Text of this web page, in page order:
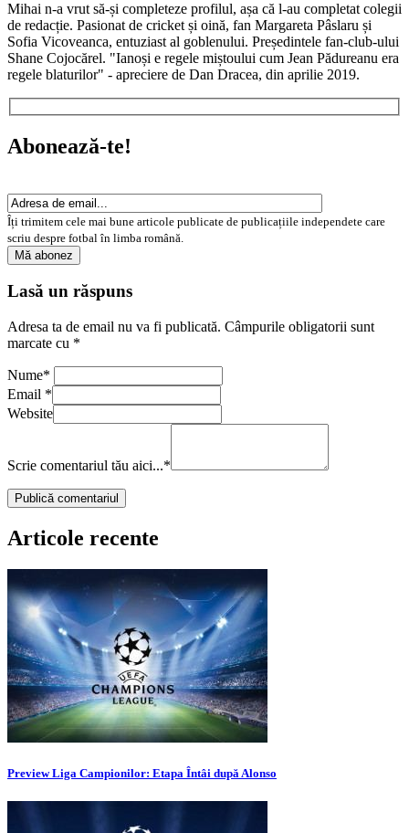
Mihai n-a vrut să-și completeze profilul, așa că l-au completat colegii
de redacție. Pasionat de cricket și oină, fan Margareta Pâslaru și
Sofia Vicoveanca, entuziast al goblenului. Președintele fan-club-ului
Shane Cojocărel. "Ianoși e regele miștoului cum Jean Pădureanu era
regele blaturilor" - apreciere de Dan Dracea, din aprilie 2019.
Abonează-te!
Îți trimitem cele mai bune articole publicate de publicațiile independete care
scriu despre fotbal în limba română.
Lasă un răspuns
Adresa ta de email nu va fi publicată. Câmpurile obligatorii sunt
marcate cu *
Nume*
Email *
Website
Scrie comentariul tău aici...*
Articole recente
Preview Liga Campionilor: Etapa Întâi după Alonso